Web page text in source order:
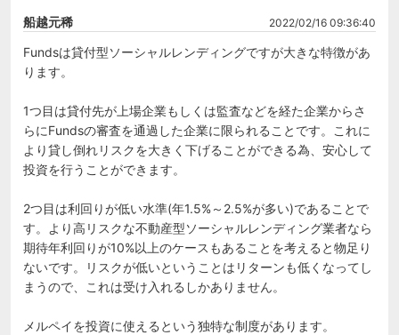
船越元稀 2022/02/16 09:36:40
Fundsは貸付型ソーシャルレンディングですが大きな特徴があ
ります。
1つ目は貸付先が上場企業もしくは監査などを経た企業からさ
らにFundsの審査を通過した企業に限られることです。これに
より貸し倒れリスクを大きく下げることができる為、安心して
投資を行うことができます。
2つ目は利回りが低い水準(年1.5%～2.5%が多い)であることで
す。より高リスクな不動産型ソーシャルレンディング業者なら
期待年利回りが10%以上のケースもあることを考えると物足り
ないです。リスクが低いということはリターンも低くなってし
まうので、これは受け入れるしかありません。
メルペイを投資に使えるという独特な制度があります。